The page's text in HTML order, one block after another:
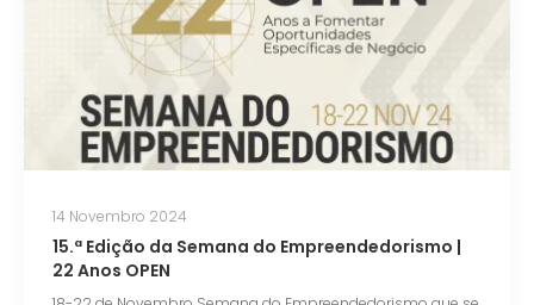
14 Novembro 2024
15.ª Edição da Semana do Empreendedorismo |
22 Anos OPEN